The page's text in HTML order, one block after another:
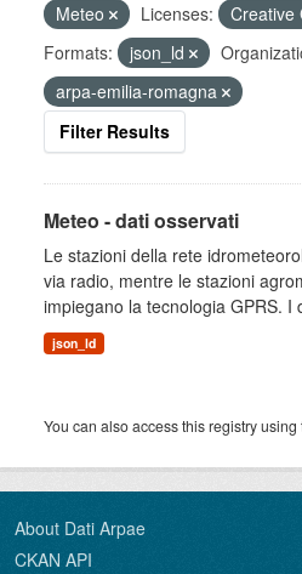
Meteo
Licenses:
Creative
Formats:
json_ld
arpa-emilia-romagna
Filter Results
Meteo - dati osservati
Le stazioni della rete
via radio, mentre le stazioni
impiegano la tecnologia GPRS. I
json_ld
You can also access this registry using
About Dati Arpae
CKAN API